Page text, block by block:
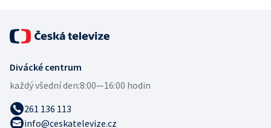
Divácké centrum
každý všední den:8:00—16:00 hodin
261 136 113
info@ceskatelevize.cz